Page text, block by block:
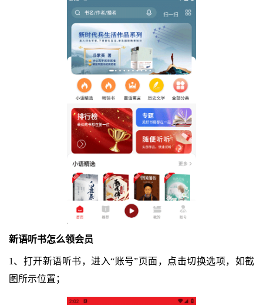
新语听书怎么领会员
1、打开新语听书，进入“账号”页面，点击切换选项，如截
图所示位置；